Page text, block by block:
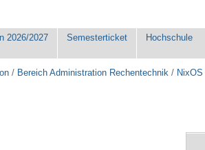
2026/2027 Semesterticket Hochschule
/ Bereich Administration Rechentechnik / NixOS